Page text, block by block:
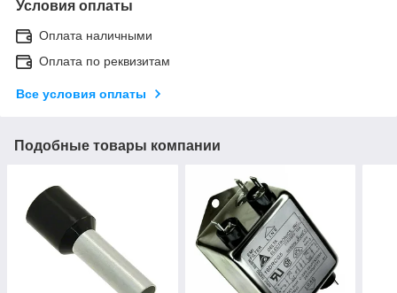
Условия оплаты
Оплата наличными
Оплата по реквизитам
Все условия оплаты
Подобные товары компании